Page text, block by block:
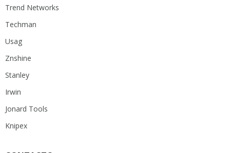
Trend Networks
Techman
Usag
Znshine
Stanley
Irwin
Jonard Tools
Knipex